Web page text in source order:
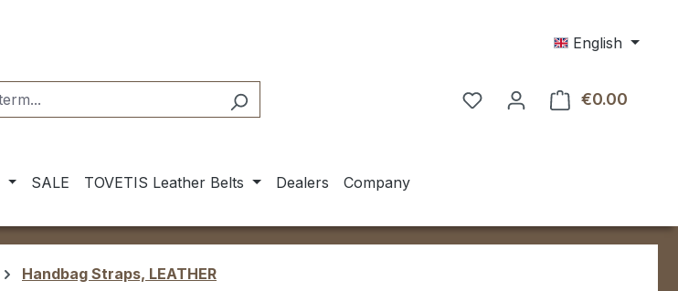
English
€0.00
SALE TOVETIS Leather Belts Dealers Company
Handbag Straps, LEATHER